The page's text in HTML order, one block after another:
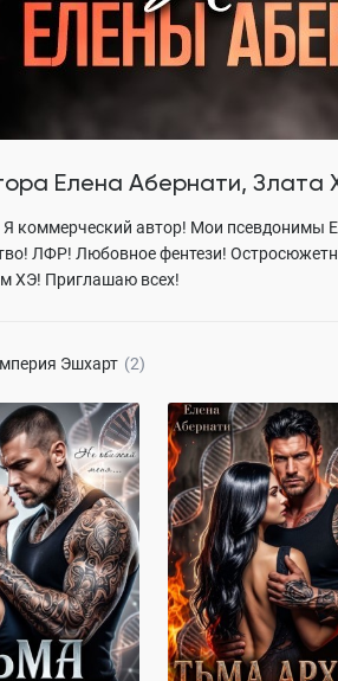
Елена Абернати, Злата
коммерческий автор! Мои псевдонимы
ЛФР! Любовное фентези!
ХЭ! Приглашаю всех!
Эшхарт (2)
Злата Хард
313.1K
Любовь
любви
Тьма архона.
Елена Абернати, Злата
ПОЛНОСТЬЮ
властный герой
сильная героиня